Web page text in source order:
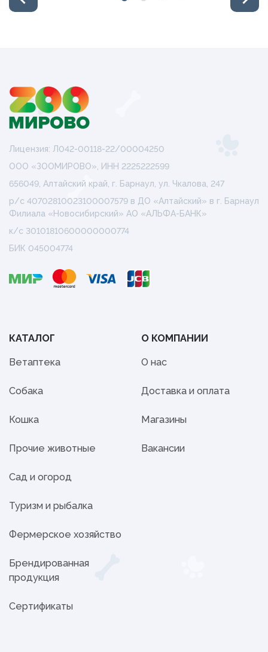
Лицензия: Л042-00118-22/00004250
ООО «ЗООМИРОВО», ИНН 2225222599
656049, Алтайский край, г. Барнаул, ул. Чкалова, 247
р/с 40702810023100007579 в ДО «Алтайский» в г. Барнаул
Филиала «Новосибирский» АО «АЛЬФА-БАНК»
к/с 30101810600000000774
БИК 045004774
КАТАЛОГ
Ветаптека
Собака
Кошка
Прочие животные
Сад и огород
Туризм и рыбалка
Фермерское хозяйство
Брендированная
продукция
Сертификаты
О КОМПАНИИ
О нас
Доставка и оплата
Магазины
Вакансии